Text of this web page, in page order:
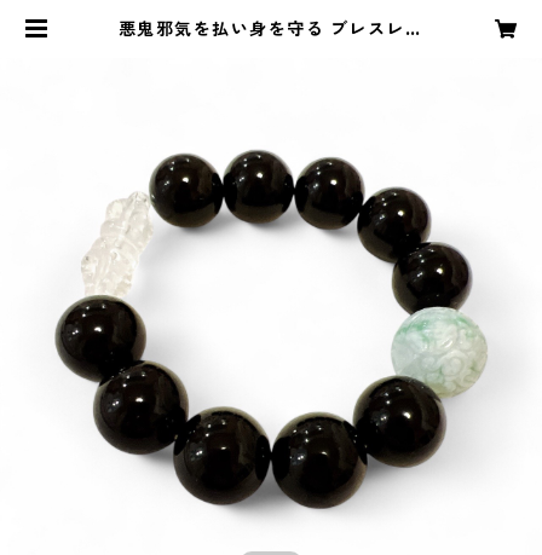
悪鬼邪気を払い身を守る ブレスレッ